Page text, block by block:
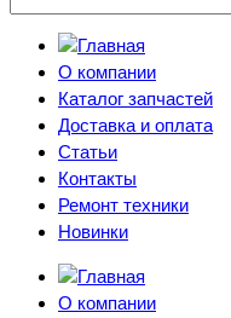
О компании
Каталог запчастей
Доставка и оплата
Статьи
Контакты
Ремонт техники
Новинки
О компании